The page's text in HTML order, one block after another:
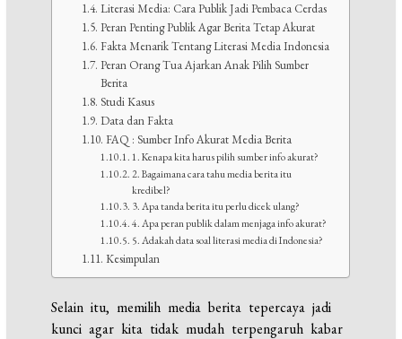
Literasi Media: Cara Publik Jadi Pembaca Cerdas
Peran Penting Publik Agar Berita Tetap Akurat
Fakta Menarik Tentang Literasi Media Indonesia
Peran Orang Tua Ajarkan Anak Pilih Sumber
Berita
Studi Kasus
Data dan Fakta
FAQ : Sumber Info Akurat Media Berita
1. Kenapa kita harus pilih sumber info akurat?
2. Bagaimana cara tahu media berita itu
kredibel?
3. Apa tanda berita itu perlu dicek ulang?
4. Apa peran publik dalam menjaga info akurat?
5. Adakah data soal literasi media di Indonesia?
Kesimpulan
Selain itu, memilih media berita tepercaya jadi
kunci agar kita tidak mudah terpengaruh kabar